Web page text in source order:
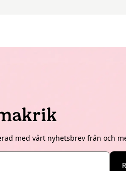
med vårt nyhetsbrev från och